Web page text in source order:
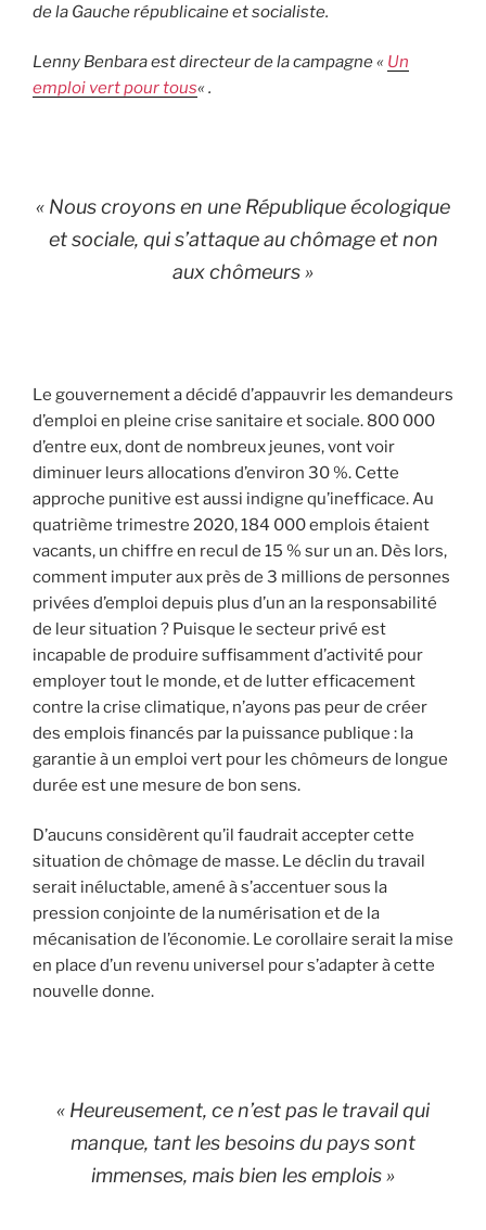
de la Gauche républicaine et socialiste.
Lenny Benbara est directeur de la campagne « Un
emploi vert pour tous« .
« Nous croyons en une République écologique
et sociale, qui s’attaque au chômage et non
aux chômeurs »
Le gouvernement a décidé d’appauvrir les demandeurs
d’emploi en pleine crise sanitaire et sociale. 800 000
d’entre eux, dont de nombreux jeunes, vont voir
diminuer leurs allocations d’environ 30 %. Cette
approche punitive est aussi indigne qu’inefficace. Au
quatrième trimestre 2020, 184 000 emplois étaient
vacants, un chiffre en recul de 15 % sur un an. Dès lors,
comment imputer aux près de 3 millions de personnes
privées d’emploi depuis plus d’un an la responsabilité
de leur situation ? Puisque le secteur privé est
incapable de produire suffisamment d’activité pour
employer tout le monde, et de lutter efficacement
contre la crise climatique, n’ayons pas peur de créer
des emplois financés par la puissance publique : la
garantie à un emploi vert pour les chômeurs de longue
durée est une mesure de bon sens.
D’aucuns considèrent qu’il faudrait accepter cette
situation de chômage de masse. Le déclin du travail
serait inéluctable, amené à s’accentuer sous la
pression conjointe de la numérisation et de la
mécanisation de l’économie. Le corollaire serait la mise
en place d’un revenu universel pour s’adapter à cette
nouvelle donne.
« Heureusement, ce n’est pas le travail qui
manque, tant les besoins du pays sont
immenses, mais bien les emplois »